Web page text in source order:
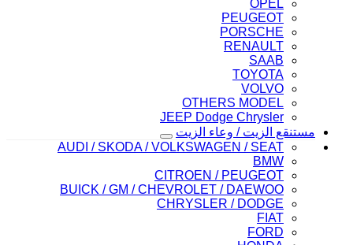
OPEL
PEUGEOT
PORSCHE
RENAULT
SAAB
TOYOTA
VOLVO
OTHERS MODEL
JEEP Dodge Chrysler
مستنقع الزيت / وعاء الزيت
AUDI / SKODA / VOLKSWAGEN / SEAT
BMW
CITROEN / PEUGEOT
BUICK / GM / CHEVROLET / DAEWOO
CHRYSLER / DODGE
FIAT
FORD